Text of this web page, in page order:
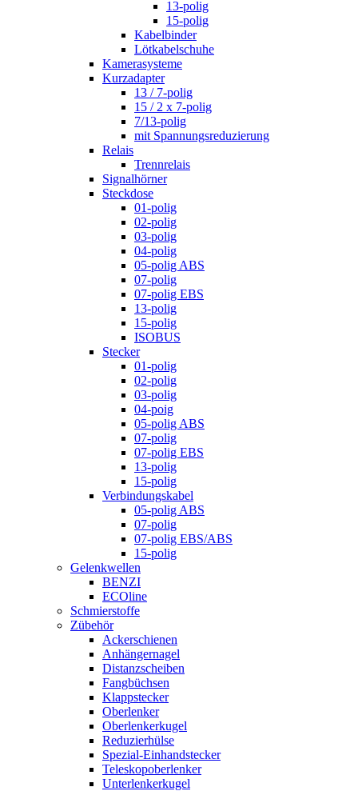
13-polig
15-polig
Kabelbinder
Lötkabelschuhe
Kamerasysteme
Kurzadapter
13 / 7-polig
15 / 2 x 7-polig
7/13-polig
mit Spannungsreduzierung
Relais
Trennrelais
Signalhörner
Steckdose
01-polig
02-polig
03-polig
04-polig
05-polig ABS
07-polig
07-polig EBS
13-polig
15-polig
ISOBUS
Stecker
01-polig
02-polig
03-polig
04-poig
05-polig ABS
07-polig
07-polig EBS
13-polig
15-polig
Verbindungskabel
05-polig ABS
07-polig
07-polig EBS/ABS
15-polig
Gelenkwellen
BENZI
ECOline
Schmierstoffe
Zübehör
Ackerschienen
Anhängernagel
Distanzscheiben
Fangbüchsen
Klappstecker
Oberlenker
Oberlenkerkugel
Reduzierhülse
Spezial-Einhandstecker
Teleskopoberlenker
Unterlenkerkugel